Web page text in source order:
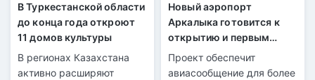
В Туркестанской области
до конца года откроют
11 домов культуры
В регионах Казахстана
активно расширяют
Новый аэропорт
Аркалыка готовится к
открытию и первым
рейсам
Проект обеспечит
авиасообщение для более